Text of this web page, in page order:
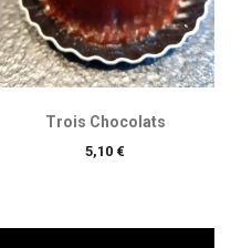
Trois Chocolats
Prix
5,10 €